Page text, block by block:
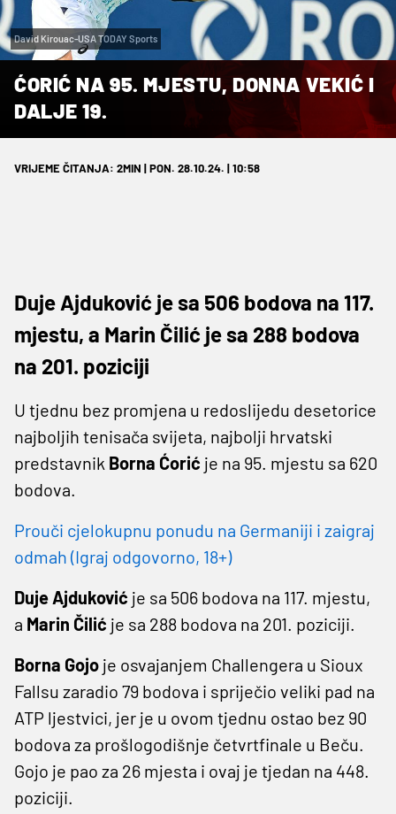
David Kirouac-USA TODAY Sports
ĆORIĆ NA 95. MJESTU, DONNA VEKIĆ I
DALJE 19.
VRIJEME ČITANJA: 2MIN | PON. 28.10.24. | 10:58
Duje Ajduković je sa 506 bodova na 117.
mjestu, a Marin Čilić je sa 288 bodova
na 201. poziciji
U tjednu bez promjena u redoslijedu desetorice
najboljih tenisača svijeta, najbolji hrvatski
predstavnik Borna Ćorić je na 95. mjestu sa 620
bodova.
Prouči cjelokupnu ponudu na Germaniji i zaigraj
odmah (Igraj odgovorno, 18+)
Duje Ajduković je sa 506 bodova na 117. mjestu,
a Marin Čilić je sa 288 bodova na 201. poziciji.
Borna Gojo je osvajanjem Challengera u Sioux
Fallsu zaradio 79 bodova i spriječio veliki pad na
ATP ljestvici, jer je u ovom tjednu ostao bez 90
bodova za prošlogodišnje četvrtfinale u Beču.
Gojo je pao za 26 mjesta i ovaj je tjedan na 448.
poziciji.